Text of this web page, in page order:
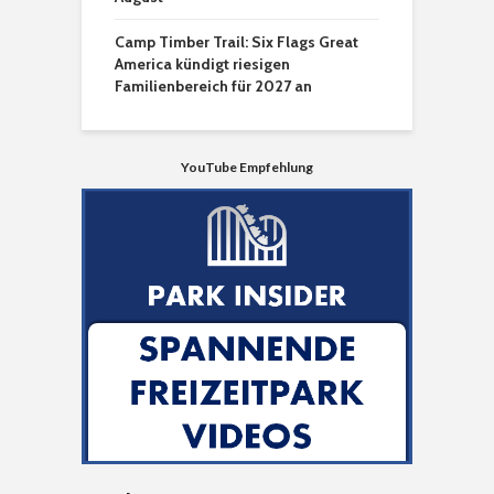
Camp Timber Trail: Six Flags Great
America kündigt riesigen
Familienbereich für 2027 an
YouTube Empfehlung